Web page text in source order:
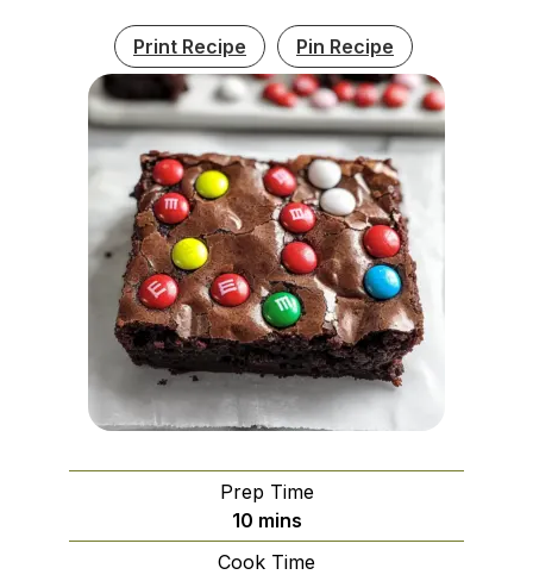
Print Recipe Pin Recipe
Prep Time
10minutes
mins
Cook Time